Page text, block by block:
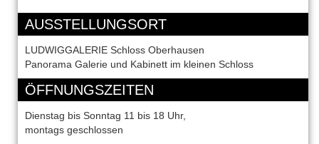
AUSSTELLUNGSORT
LUDWIGGALERIE Schloss Oberhausen
Panorama Galerie und Kabinett im kleinen Schloss
ÖFFNUNGSZEITEN
Dienstag bis Sonntag 11 bis 18 Uhr,
montags geschlossen